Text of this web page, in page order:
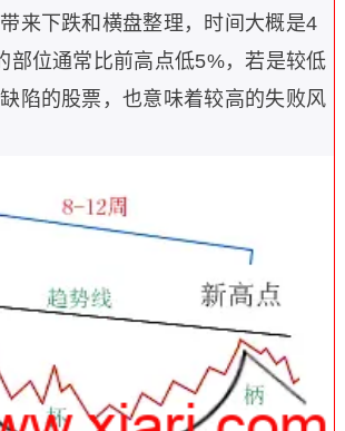
来下跌和横盘整理，时间大概是4
部位通常比前高点低5%，若是较低
陷的股票，也意味着较高的失败风